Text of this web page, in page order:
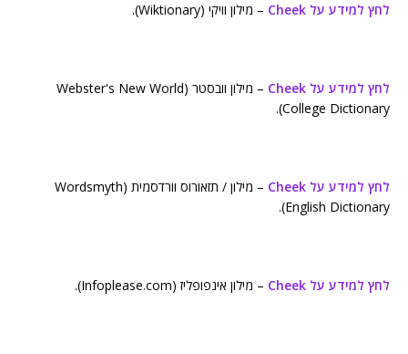
לחץ למידע על Cheek – מילון וויקי (Wiktionary).
לחץ למידע על Cheek
– מילון וובסטר (Webster's New World
College Dictionary).
לחץ למידע על Cheek
– מילון / תזאורוס וורדסמית (Wordsmyth
English Dictionary).
לחץ למידע על Cheek – מילון אינפופליז (Infoplease.com).